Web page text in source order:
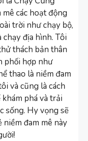
mê các hoạt động
trời như chạy bộ,
chạy địa hình. Tôi
thách bản thân
phối hợp như
thao là niềm đam
và cũng là cách
phá và trải
sống. Hy vọng sẽ
niềm đam mê này